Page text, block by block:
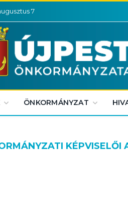
7
ÖNKORMÁNYZAT
KÉPVISELŐI